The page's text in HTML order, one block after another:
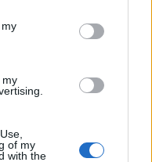
my
of my
with the
er kwamen
gekeken naar
zien dat voorbereiding
Krul werd een
Argentinië liet een